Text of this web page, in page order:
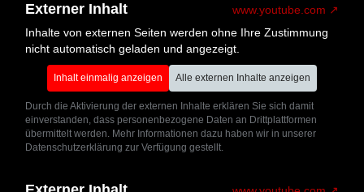
Externer Inhalt
www.youtube.com
Inhalte von externen Seiten werden ohne Ihre Zustimmung
nicht automatisch geladen und angezeigt.
Inhalt einmalig anzeigen Alle externen Inhalte anzeigen
Durch die Aktivierung der externen Inhalte erklären Sie sich damit
einverstanden, dass personenbezogene Daten an Drittplattformen
übermittelt werden. Mehr Informationen dazu haben wir in unserer
Datenschutzerklärung zur Verfügung gestellt.